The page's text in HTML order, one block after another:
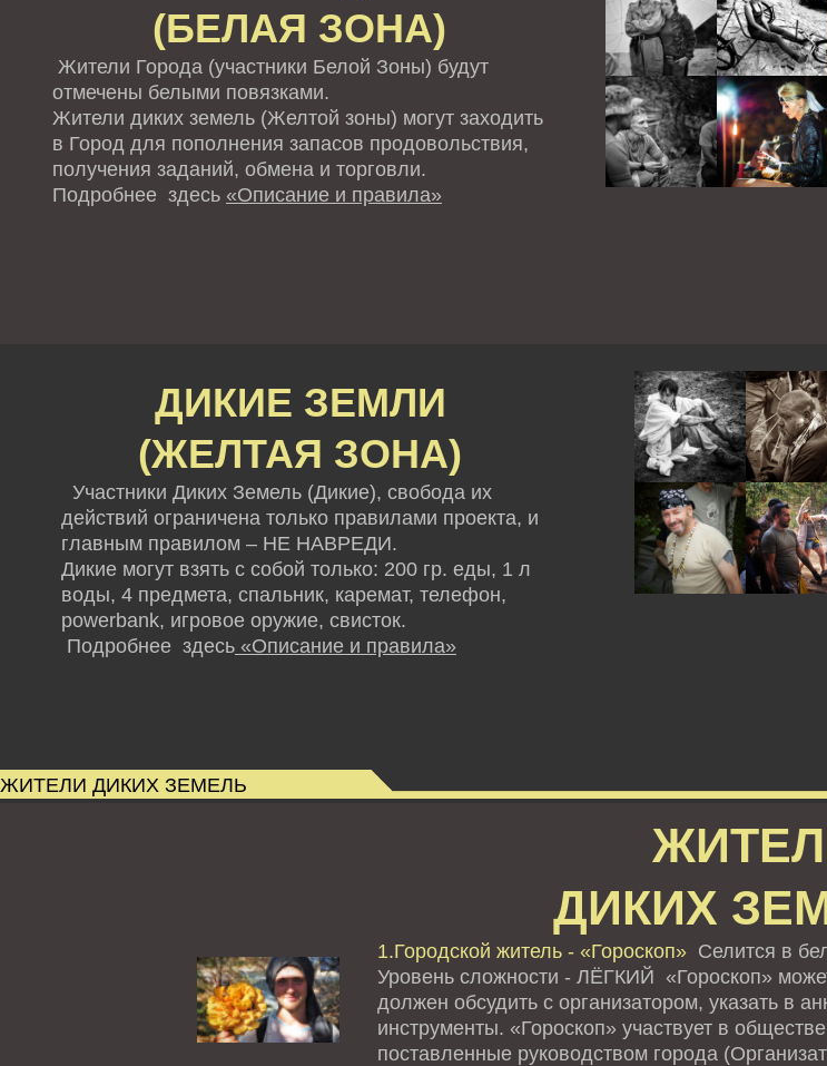
(БЕЛАЯ ЗОНА)
Жители Города (участники Белой Зоны) будут
отмечены белыми повязками.
Жители диких земель (Желтой зоны) могут заходить
в Город для пополнения запасов продовольствия,
получения заданий, обмена и торговли.
Подробнее здесь «Описание и правила»
ДИКИЕ ЗЕМЛИ
(ЖЕЛТАЯ ЗОНА)
Участники Диких Земель (Дикие), свобода их
действий ограничена только правилами проекта, и
главным правилом – НЕ НАВРЕДИ.
Дикие могут взять с собой только: 200 гр. еды, 1 л
воды, 4 предмета, спальник, каремат, телефон,
powerbank, игровое оружие, свисток.
Подробнее здесь «Описание и правила»
ЖИТЕЛИ ДИКИХ ЗЕМЕЛЬ
ДИКИХ
1.Городской житель - «Гороскоп»Селится в
Уровень сложности - ЛЁГКИЙ «Гороскоп»
должен обсудить с организатором, указать в
инструменты. «Гороскоп» участвует в
поставленные руководством города